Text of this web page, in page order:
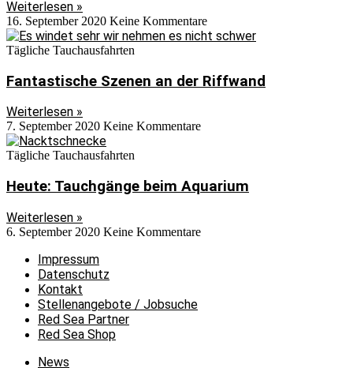
Weiterlesen »
16. September 2020 Keine Kommentare
Tägliche Tauchausfahrten
Fantastische Szenen an der Riffwand
Weiterlesen »
7. September 2020 Keine Kommentare
Tägliche Tauchausfahrten
Heute: Tauchgänge beim Aquarium
Weiterlesen »
6. September 2020 Keine Kommentare
Impressum
Datenschutz
Kontakt
Stellenangebote / Jobsuche
Red Sea Partner
Red Sea Shop
News